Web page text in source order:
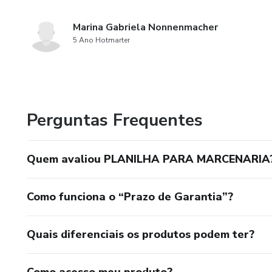
Marina Gabriela Nonnenmacher
5 Ano Hotmarter
Perguntas Frequentes
Quem avaliou PLANILHA PARA
Como funciona o “Prazo de Garantia”?
Quais diferenciais os produtos podem ter?